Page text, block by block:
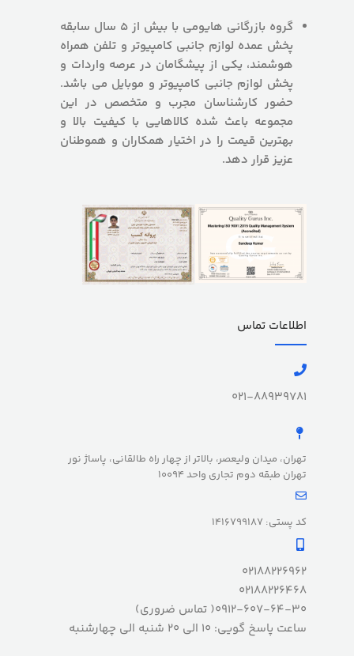
گروه بازرگانی هایومی با بیش از 5 سال سابقه
پخش عمده لوازم جانبی کامپیوتر و تلفن همراه
هوشمند، یکی از پیشگامان در عرصه واردات و
پخش لوازم جانبی کامپیوتر و موبایل می باشد.
حضور کارشناسان مجرب و متخصص در این
مجموعه باعث شده کالاهایی با کیفیت بالا و
بهترین قیمت را در اختیار همکاران و هموطنان
عزیز قرار دهد.
اطلاعات تماس
021-88939781
تهران، میدان ولیعصر، بالاتر از چهار راه طالقانی، پاساژ نور
تهران طبقه دوم تجاری واحد 10094
کد پستی: 1416799187
02188226962
02188226468
0912-607-64-30( تماس ضروری)
ساعت پاسخ گویی: 10 الی 20 شنبه الی چهارشنبه